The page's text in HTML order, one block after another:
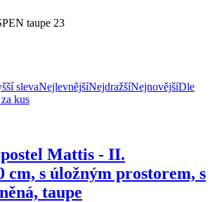
taupe 23
slevaNejlevnějšíNejdražšíNejnovějšíDle
kus
Mattis - II.
cm, s úložným prostorem, s
taupe